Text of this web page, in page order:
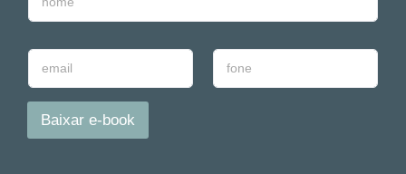
m
E
m
a
l
T
l
Baixar e-book